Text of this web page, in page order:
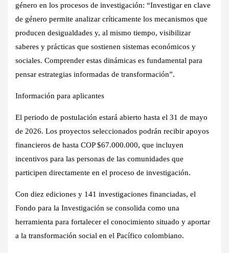
género en los procesos de investigación: “Investigar en clave
de género permite analizar críticamente los mecanismos que
producen desigualdades y, al mismo tiempo, visibilizar
saberes y prácticas que sostienen sistemas económicos y
sociales. Comprender estas dinámicas es fundamental para
pensar estrategias informadas de transformación”.
Información para aplicantes
El periodo de postulación estará abierto hasta el 31 de mayo
de 2026. Los proyectos seleccionados podrán recibir apoyos
financieros de hasta COP $67.000.000, que incluyen
incentivos para las personas de las comunidades que
participen directamente en el proceso de investigación.
Con diez ediciones y 141 investigaciones financiadas, el
Fondo para la Investigación se consolida como una
herramienta para fortalecer el conocimiento situado y aportar
a la transformación social en el Pacífico colombiano.